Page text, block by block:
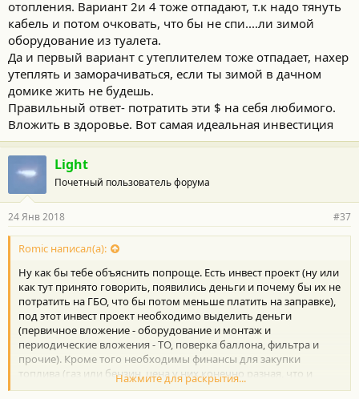
отопления. Вариант 2и 4 тоже отпадают, т.к надо тянуть
кабель и потом очковать, что бы не спи....ли зимой
оборудование из туалета.
Да и первый вариант с утеплителем тоже отпадает, нахер
утеплять и заморачиваться, если ты зимой в дачном
домике жить не будешь.
Правильный ответ- потратить эти $ на себя любимого.
Вложить в здоровье. Вот самая идеальная инвестиция
Light
Почетный пользователь форума
24 Янв 2018 #37
Romic написал(а):
Ну как бы тебе объяснить попроще. Есть инвест проект (ну или
как тут принято говорить, появились деньги и почему бы их не
потратить на ГБО, что бы потом меньше платить на заправке),
под этот инвест проект необходимо выделить деньги
(первичное вложение - оборудование и монтаж и
периодические вложения - ТО, поверка баллона, фильтра и
прочие). Кроме того необходимы финансы для закупки
топлива (газ или бензин, цена у них конечно разная, что и
должно привести к окупаемости). Так вот, как это не
Нажмите для раскрытия...